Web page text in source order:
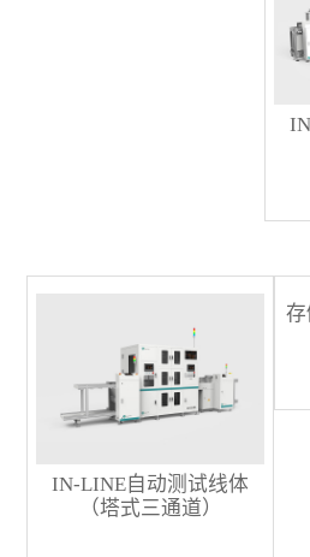
IN-LINE自动测试线体
（塔式三通道）